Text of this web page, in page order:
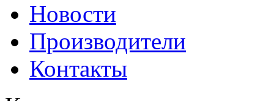
Новости
Производители
Контакты